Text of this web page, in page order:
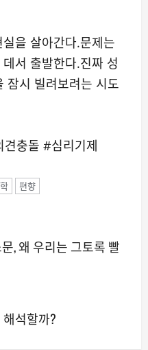
을 살아간다.문제는
서 출발한다.진짜 성
잠시 빌려보려는 시도
충돌 #심리기제
편향
, 왜 우리는 그토록 빨
석할까?